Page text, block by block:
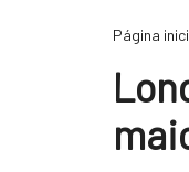
Energia
Física
Página